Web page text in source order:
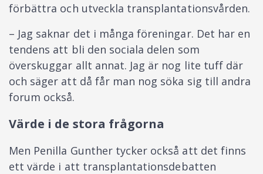
förbättra och utveckla transplantationsvården.
– Jag saknar det i många föreningar. Det har en
tendens att bli den sociala delen som
överskuggar allt annat. Jag är nog lite tuff där
och säger att då får man nog söka sig till andra
forum också.
Värde i de stora frågorna
Men Penilla Gunther tycker också att det finns
ett värde i att transplantationsdebatten